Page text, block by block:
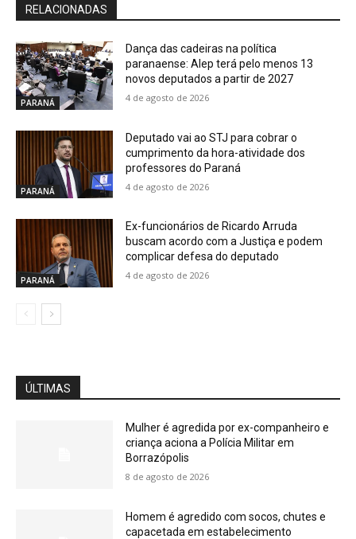
RELACIONADAS
PARANÁ
Dança das cadeiras na política
paranaense: Alep terá pelo menos 13
novos deputados a partir de 2027
4 de agosto de 2026
PARANÁ
Deputado vai ao STJ para cobrar o
cumprimento da hora-atividade dos
professores do Paraná
4 de agosto de 2026
PARANÁ
Ex-funcionários de Ricardo Arruda
buscam acordo com a Justiça e podem
complicar defesa do deputado
4 de agosto de 2026
ÚLTIMAS
Mulher é agredida por ex-companheiro e
criança aciona a Polícia Militar em
Borrazópolis
8 de agosto de 2026
Homem é agredido com socos, chutes e
capacetada em estabelecimento